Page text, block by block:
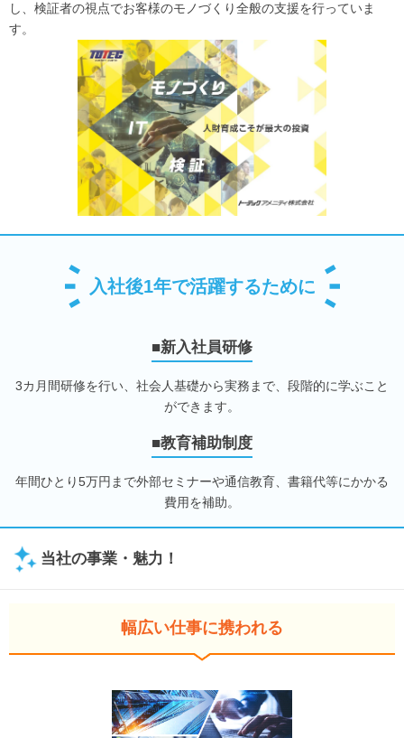
し、検証者の視点でお客様のモノづくり全般の支援を行っていま
す。
入社後1年で活躍するために
■新入社員研修
3カ月間研修を行い、社会人基礎から実務まで、段階的に学ぶこと
ができます。
■教育補助制度
年間ひとり5万円まで外部セミナーや通信教育、書籍代等にかかる
費用を補助。
当社の事業・魅力！
幅広い仕事に携われる